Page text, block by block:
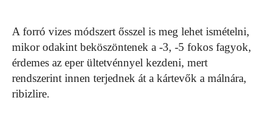
A forró vizes módszert ősszel is meg lehet ismételni,
mikor odakint beköszöntenek a -3, -5 fokos fagyok,
érdemes az eper ültetvénnyel kezdeni, mert
rendszerint innen terjednek át a kártevők a málnára,
ribizlire.